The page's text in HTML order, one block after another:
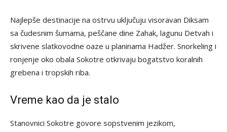
Najlepše destinacije na ostrvu uključuju visoravan Diksam
sa čudesnim šumama, peščane dine Zahak, lagunu Detvah i
skrivene slatkovodne oaze u planinama Hadžer. Snorkeling i
ronjenje oko obala Sokotre otkrivaju bogatstvo koralnih
grebena i tropskih riba.
Vreme kao da je stalo
Stanovnici Sokotre govore sopstvenim jezikom,